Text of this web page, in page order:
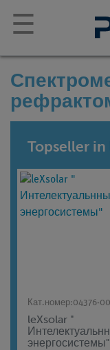
☰
Topseller in
Кат.номер:04376-00
leXsolar "
энергосистемы"